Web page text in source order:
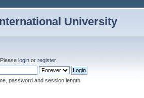
University
. Please login or register.
password and session length